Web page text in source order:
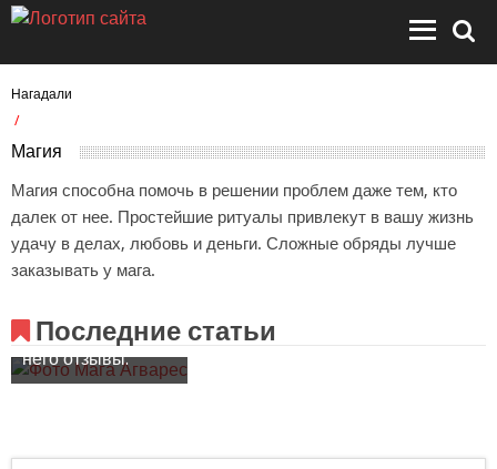
Нагадали
/
Магия
Магия способна помочь в решении проблем даже тем, кто
далек от нее. Простейшие ритуалы привлекут в вашу жизнь
удачу в делах, любовь и деньги. Сложные обряды лучше
заказывать у мага.
Последние статьи
Эксклюзивное
интервью с
Агваресом. Все
что вы хотели
маге и какие у
него отзывы.